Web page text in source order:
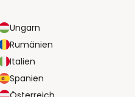
Ungarn
Rumänien
Italien
Spanien